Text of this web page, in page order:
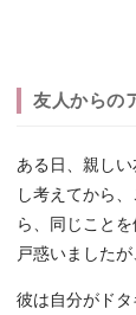
友人からの
ある日、親し
し考えてから
ら、同じこと
戸惑いました
彼は自分がド